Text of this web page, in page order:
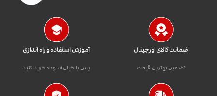
ضمانت کالای اورجینال
تضمین بهترین قیمت
آموزش استفاده و راه اندازی
پس با خیال آسوده خرید کنید